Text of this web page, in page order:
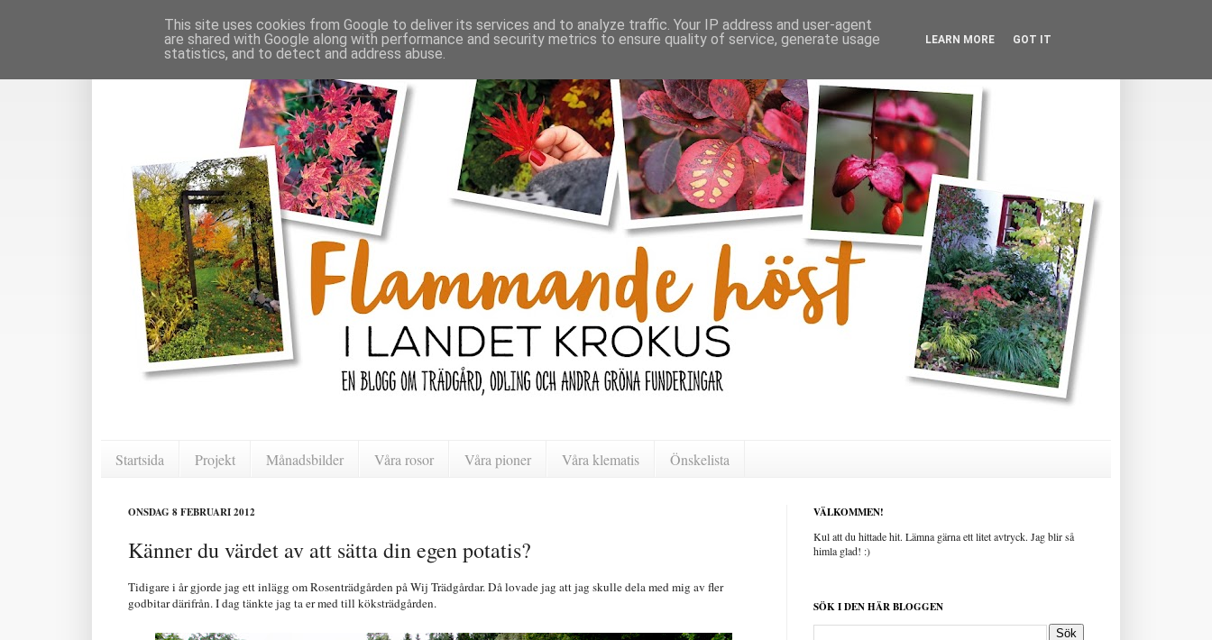
Startsida Projekt Månadsbilder Våra rosor Våra pioner Våra klematis Önskelista
ONSDAG 8 FEBRUARI 2012
Känner du värdet av att sätta din egen potatis?
Tidigare i år gjorde jag ett inlägg om Rosenträdgården på Wij Trädgårdar. Då lovade jag att jag skulle dela med mig av fler
godbitar därifrån. I dag tänkte jag ta er med till köksträdgården.
VÄLKOMMEN!
Kul att du hittade hit. Lämna gärna ett litet avtryck. Jag blir så
himla glad! :)
SÖK I DEN HÄR BLOGGEN
This site uses cookies from Google to deliver its services and to analyze traffic. Your IP address and user-agent
are shared with Google along with performance and security metrics to ensure quality of service, generate usage
statistics, and to detect and address abuse.
LEARN MORE GOT IT